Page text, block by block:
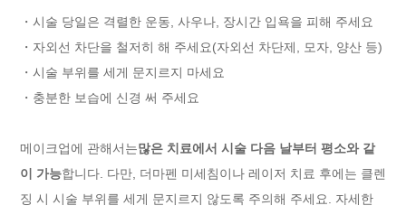
・시술 당일은 격렬한 운동, 사우나, 장시간 입욕을 피해 주세요
・자외선 차단을 철저히 해 주세요(자외선 차단제, 모자, 양산 등)
・시술 부위를 세게 문지르지 마세요
・충분한 보습에 신경 써 주세요
메이크업에 관해서는많은 치료에서 시술 다음 날부터 평소와 같
이 가능합니다. 다만, 더마펜 미세침이나 레이저 치료 후에는 클렌
징 시 시술 부위를 세게 문지르지 않도록 주의해 주세요. 자세한